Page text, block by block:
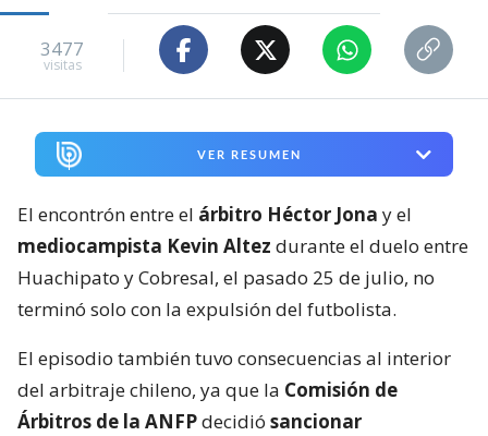
3477
visitas
VER RESUMEN
El encontrón entre el árbitro Héctor Jona y el
mediocampista Kevin Altez durante el duelo entre
Huachipato y Cobresal, el pasado 25 de julio, no
terminó solo con la expulsión del futbolista.
El episodio también tuvo consecuencias al interior
del arbitraje chileno, ya que la Comisión de
Árbitros de la ANFPdecidió sancionar